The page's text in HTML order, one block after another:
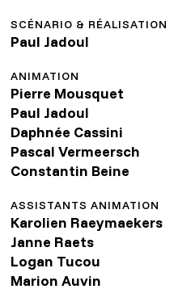
SCÉNARIO & RÉALISATION
Paul Jadoul
ANIMATION
Pierre Mousquet
Paul Jadoul
Daphnée Cassini
Pascal Vermeersch
Constantin Beine
ASSISTANTS ANIMATION
Karolien Raeymaekers
Janne Raets
Logan Tucou
Marion Auvin